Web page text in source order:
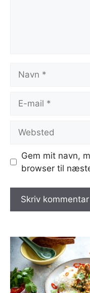
mail
Gem mit navn,
browser til